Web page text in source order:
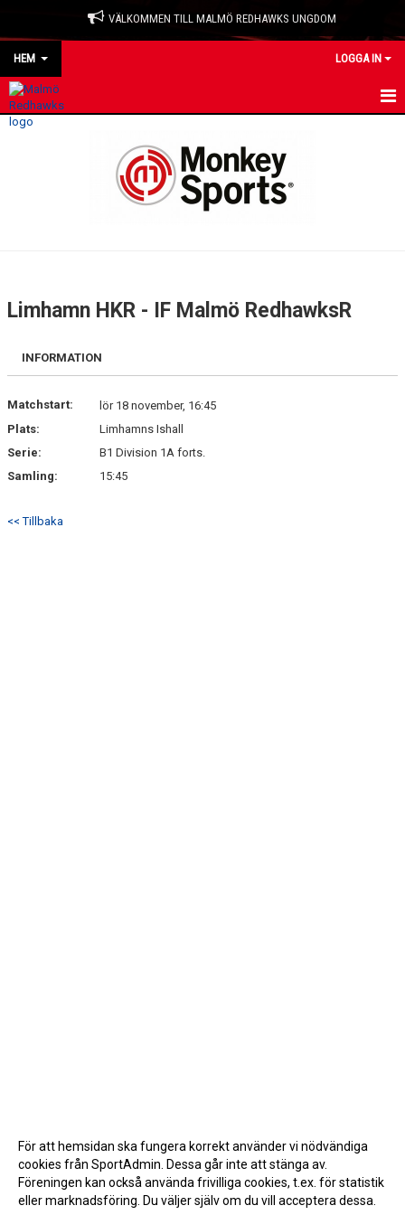
VÄLKOMMEN TILL MALMÖ REDHAWKS UNGDOM
HEM LOGGA IN
HEM
BLI MEDLEM
Limhamn HKR - IF Malmö RedhawksR
INFORMATION
Matchstart:
lör 18 november, 16:45
Plats:
Limhamns Ishall
Serie:
B1 Division 1A forts.
Samling:
15:45
<< Tillbaka
För att hemsidan ska fungera korrekt använder vi nödvändiga
cookies från SportAdmin. Dessa går inte att stänga av.
Föreningen kan också använda frivilliga cookies, t.ex. för statistik
eller marknadsföring. Du väljer själv om du vill acceptera dessa.